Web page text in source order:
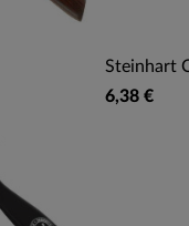
Steinhart
6,38 €